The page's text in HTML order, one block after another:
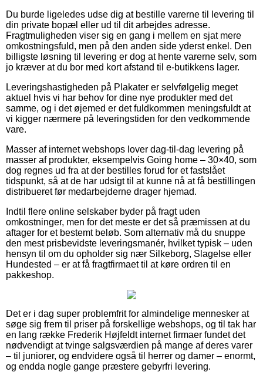
Du burde ligeledes udse dig at bestille varerne til levering til
din private bopæl eller ud til dit arbejdes adresse.
Fragtmuligheden viser sig en gang i mellem en sjat mere
omkostningsfuld, men på den anden side yderst enkel. Den
billigste løsning til levering er dog at hente varerne selv, som
jo kræver at du bor med kort afstand til e-butikkens lager.
Leveringshastigheden på Plakater er selvfølgelig meget
aktuel hvis vi har behov for dine nye produkter med det
samme, og i det øjemed er det fuldkommen meningsfuldt at
vi kigger nærmere på leveringstiden for den vedkommende
vare.
Masser af internet webshops lover dag-til-dag levering på
masser af produkter, eksempelvis Going home – 30×40, som
dog regnes ud fra at der bestilles forud for et fastslået
tidspunkt, så at de har udsigt til at kunne nå at få bestillingen
distribueret før medarbejderne drager hjemad.
Indtil flere online selskaber byder på fragt uden
omkostninger, men for det meste er det så præmissen at du
aftager for et bestemt beløb. Som alternativ må du snuppe
den mest prisbevidste leveringsmanér, hvilket typisk – uden
hensyn til om du opholder sig nær Silkeborg, Slagelse eller
Hundested – er at få fragtfirmaet til at køre ordren til en
pakkeshop.
Det er i dag super problemfrit for almindelige mennesker at
søge sig frem til priser på forskellige webshops, og til tak har
en lang række Frederik Højfeldt internet firmaer fundet det
nødvendigt at tvinge salgsværdien på mange af deres varer
– til juniorer, og endvidere også til herrer og damer – enormt,
og endda nogle gange præstere gebyrfri levering.